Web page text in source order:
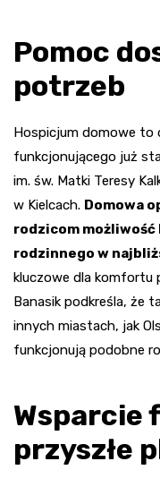
Pomoc
potrzeb
Hospicjum domowe to
funkcjonującego już
im. św. Matki Teresy
w Kielcach. Domowa
rodzicom
rodzinnego w
kluczowe dla komfortu
Banasik podkreśla, że
innych miastach, jak
funkcjonują podobne
Wsparcie
przyszłe